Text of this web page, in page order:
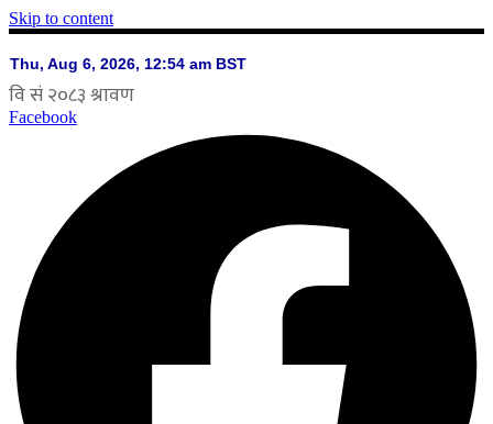
Skip to content
Facebook